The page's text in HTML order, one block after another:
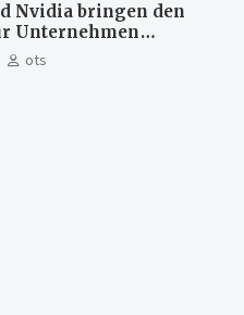
Nvidia bringen den
Unternehmen
Ihrem Computer
in der Cloud
ots